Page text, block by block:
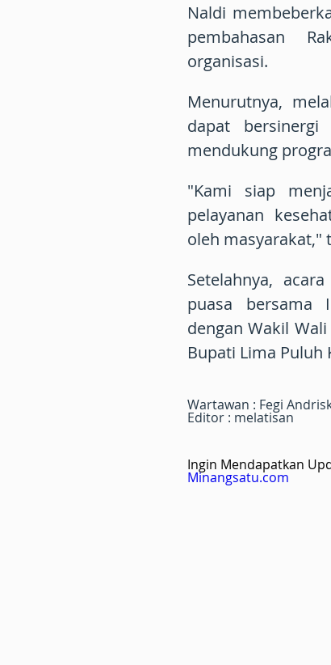
Naldi
pembahasan
organisasi.
Menurutnya,
dapat
mendukung
"Kami siap
pelayanan
oleh masyarakat,"
Setelahnya,
puasa bersama
dengan Wakil
Bupati Lima Puluh
Wartawan : Fegi
Editor : melatisan
Ingin Mendapatkan
Minangsatu.com